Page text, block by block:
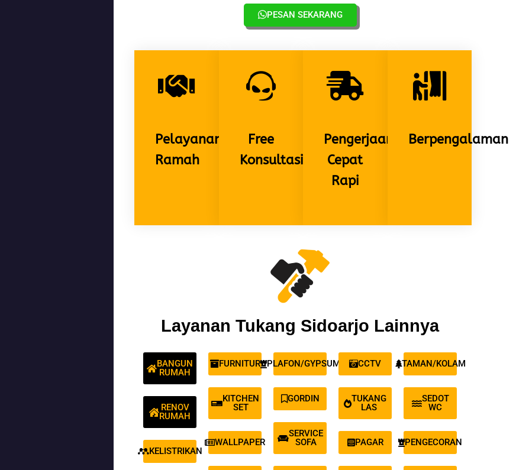
PESAN SEKARANG
Pelayanan
Ramah
Free
Konsultasi
Pengerjaan
Cepat
Rapi
Berpengalaman
Layanan Tukang Sidoarjo Lainnya
BANGUN
RUMAH
RENOV
RUMAH
KELISTRIKAN
FURNITUR
KITCHEN
SET
WALLPAPER
PLAFON/GYPSUM
GORDIN
SERVICE
SOFA
CCTV
TUKANG
LAS
PAGAR
TAMAN/KOLAM
SEDOT
WC
PENGECORAN